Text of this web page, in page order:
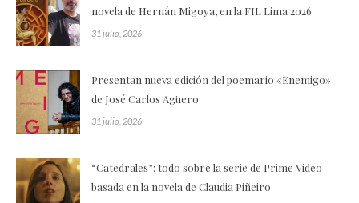
novela de Hernán Migoya, en la FIL Lima 2026
31 julio, 2026
Presentan nueva edición del poemario «Enemigo»
de José Carlos Agüero
31 julio, 2026
“Catedrales”: todo sobre la serie de Prime Video
basada en la novela de Claudia Piñeiro